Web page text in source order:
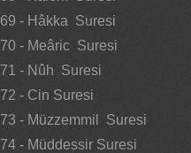
69 - Hâkka Suresi
70 - Meâric Suresi
71 - Nûh Suresi
72 - Cin Suresi
73 - Müzzemmil Suresi
74 - Müddessir Suresi